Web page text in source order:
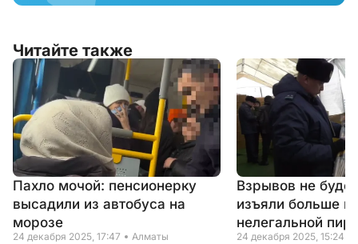
Читайте также
Пахло мочой: пенсионерку
высадили из автобуса на
морозе
24 декабря 2025, 17:47 Алматы
Взрывов не
изъяли больше
нелегальной
24 декабря 2025, 15:24